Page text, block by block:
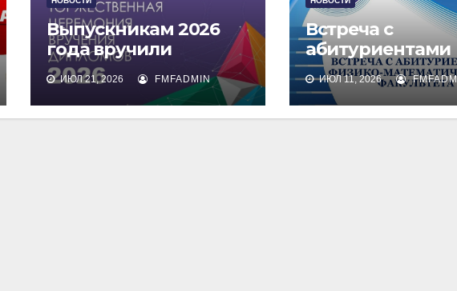
Выпускникам 2026
года вручили
дипломы о высшем
образовании
ИЮЛ 21, 2026 FMFADMIN
Встреча с
абитуриентами
физико-
факультета и их
ИЮЛ 11, 2026